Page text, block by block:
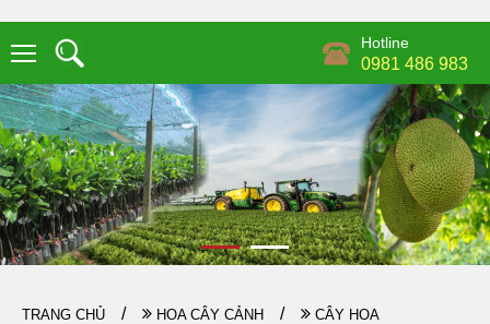
Hotline
0981 486 983
TRANG CHỦ HOA CÂY CẢNH CÂY HOA